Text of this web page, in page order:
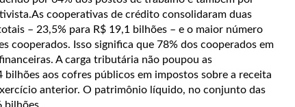
cooperativas de crédito consolidaram duas
– 23,5% para R$ 19,1 bilhões – e o maior número
cooperados. Isso significa que 78% dos cooperados em
A carga tributária não poupou as
aos cofres públicos em impostos sobre a receita
anterior. O patrimônio líquido, no conjunto das